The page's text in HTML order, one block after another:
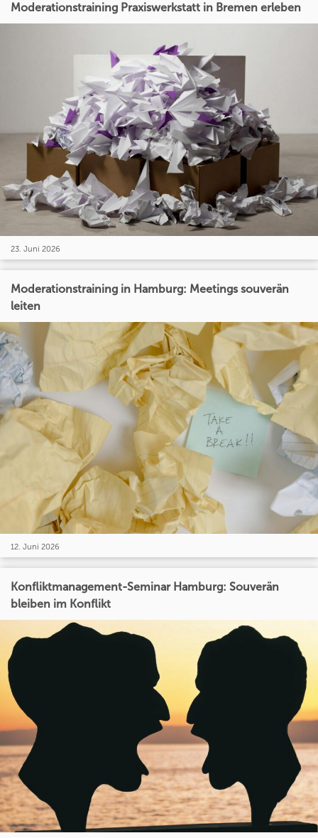
Moderationstraining Praxiswerkstatt in Bremen erleben
23. Juni 2026
Moderationstraining in Hamburg: Meetings souverän
leiten
12. Juni 2026
Konfliktmanagement-Seminar Hamburg: Souverän
bleiben im Konflikt